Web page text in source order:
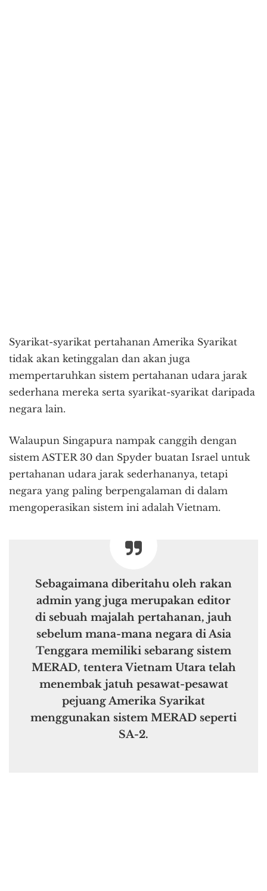
Syarikat-syarikat pertahanan Amerika Syarikat
tidak akan ketinggalan dan akan juga
mempertaruhkan sistem pertahanan udara jarak
sederhana mereka serta syarikat-syarikat daripada
negara lain.
Walaupun Singapura nampak canggih dengan
sistem ASTER 30 dan Spyder buatan Israel untuk
pertahanan udara jarak sederhananya, tetapi
negara yang paling berpengalaman di dalam
mengoperasikan sistem ini adalah Vietnam.
Sebagaimana diberitahu oleh rakan
admin yang juga merupakan editor
di sebuah majalah pertahanan, jauh
sebelum mana-mana negara di Asia
Tenggara memiliki sebarang sistem
MERAD, tentera Vietnam Utara telah
menembak jatuh pesawat-pesawat
pejuang Amerika Syarikat
menggunakan sistem MERAD seperti
SA-2.